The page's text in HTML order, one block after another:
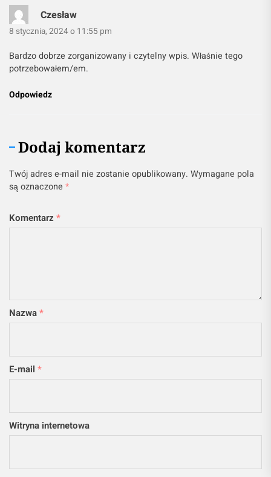
Czesław
8 stycznia, 2024 o 11:55 pm
Bardzo dobrze zorganizowany i czytelny wpis. Właśnie tego
potrzebowałem/em.
Odpowiedz
Dodaj komentarz
Twój adres e-mail nie zostanie opublikowany. Wymagane pola
są oznaczone *
Komentarz *
Nazwa*
E-mail *
Witryna internetowa